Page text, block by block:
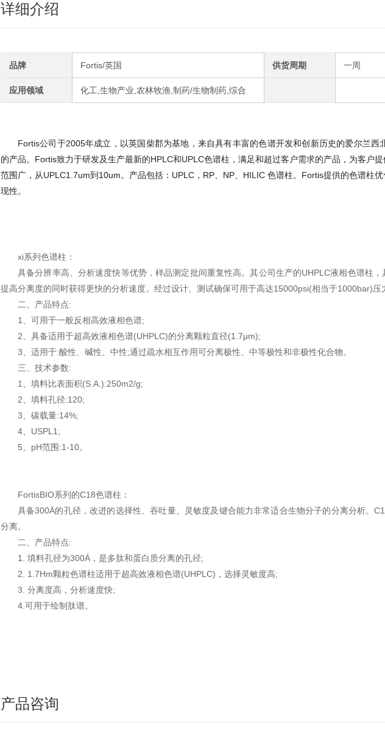
详细介绍
品牌 Fortis/英国 供货周期 一周
应用领域 化工,生物产业,农林牧渔,制药/生物制药,综合
Fortis公司于2005年成立，以英国柴郡为基地，来自具有丰富的色谱开发和创新历史的爱尔兰西
的产品。Fortis致力于研发及生产最新的HPLC和UPLC色谱柱，满足和超过客户需求的产品，为客户
范围广，从UPLC1.7um到10um。产品包括：UPLC，RP、NP、HILIC 色谱柱。Fortis提供的色谱柱
现性。
xi系列色谱柱：
具备分辨率高、分析速度快等优势，样品测定批间重复性高。其公司生产的UHPLC液相色谱柱
提高分离度的同时获得更快的分析速度。经过设计、测试确保可用于高达15000psi(相当于1000bar)压
二、产品特点:
1、可用于一般反相高效液相色谱;
2、具备适用于超高效液相色谱(UHPLC)的分离颗粒直径(1.7μm);
3、适用于:酸性、碱性、中性;通过疏水相互作用可分离极性、中等极性和非极性化合物。
三、技术参数:
1、填料比表面积(S.A.):250m2/g;
2、填料孔径:120;
3、碳载量:14%;
4、USPL1;
5、pH范围:1-10。
FortisBIO系列的C18色谱柱：
具备300Ä的孔径，改进的选择性、吞吐量、灵敏度及键合能力非常适合生物分子的分离分析。
分离。
二、产品特点:
1. 填料孔径为300Á，是多肽和蛋白质分离的孔径;
2. 1.7Hm颗粒色谱柱适用于超高效液相色谱(UHPLC)，选择灵敏度高;
3. 分离度高，分析速度快;
4.可用于绘制肽谱。
产品咨询